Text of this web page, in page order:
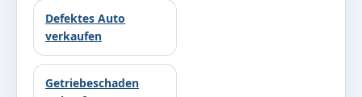
Defektes Auto
verkaufen
Getriebeschaden